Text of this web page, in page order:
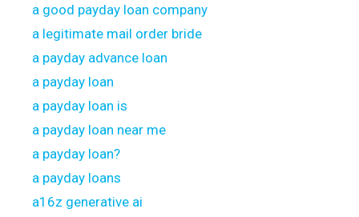
a good payday loan company
a legitimate mail order bride
a payday advance loan
a payday loan
a payday loan is
a payday loan near me
a payday loan?
a payday loans
a16z generative ai